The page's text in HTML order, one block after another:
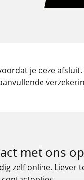
je deze
met ons op
zelf online.